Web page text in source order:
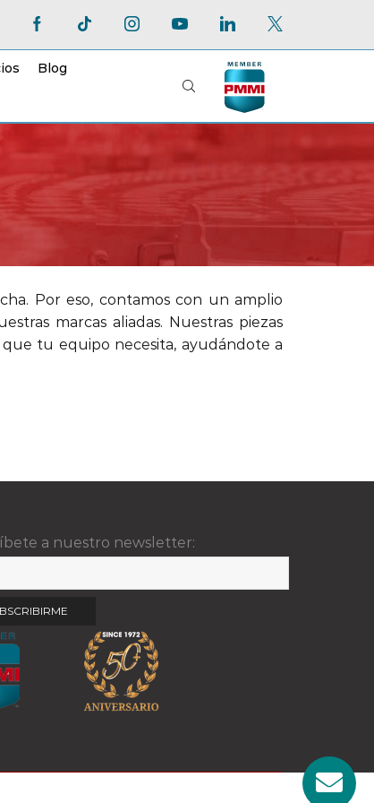
Blog
Por eso, contamos con un amplio
marcas aliadas. Nuestras piezas
que tu equipo necesita, ayudándote a
a nuestro newsletter: